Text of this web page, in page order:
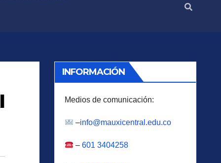
INFORMACIÓN
Medios de comunicación:
–info@mauxicentral.edu.co
– 601 3404258